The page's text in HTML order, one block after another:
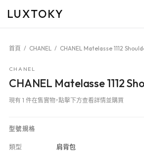
LUXTOKY
首頁 / CHANEL / CHANEL Matelasse 1112
CHANEL
CHANEL Matelasse 1112
現有 1 件在售實物，點擊下方查看詳情並購買
型號規格
類型 肩背包